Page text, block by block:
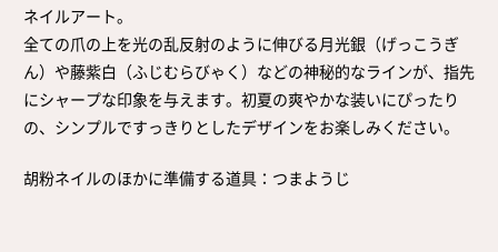
ネイルアート。
全ての爪の上を光の乱反射のように伸びる月光銀（げっこうぎ
ん）や藤紫白（ふじむらびゃく）などの神秘的なラインが、指先
にシャープな印象を与えます。初夏の爽やかな装いにぴったり
の、シンプルですっきりとしたデザインをお楽しみください。
胡粉ネイルのほかに準備する道具：つまようじ